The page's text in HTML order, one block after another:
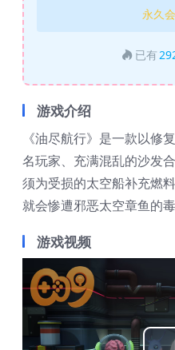
永久
已有
游戏介绍
《油尽航行》是一款以修
名玩家、充满混乱的沙发
须为受损的太空船补充燃
就会惨遭邪恶太空章鱼的
游戏视频